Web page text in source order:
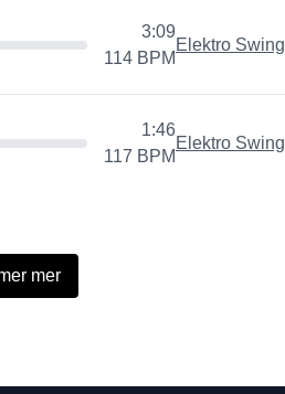
3:09
114 BPM
Elektro Swing
1:46
117 BPM
Elektro Swing
mer